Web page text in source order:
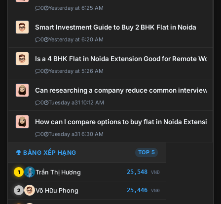
0 Yesterday at 6:25 AM
Smart Investment Guide to Buy 2 BHK Flat in Noida
0 Yesterday at 6:20 AM
Is a 4 BHK Flat in Noida Extension Good for Remote Work?
0 Yesterday at 5:26 AM
Can researching a company reduce common interview
0 Tuesday a31 10:12 AM
How can I compare options to buy flat in Noida Extension?
0 Tuesday a31 6:30 AM
BẢNG XẾP HẠNG TOP 5
1 Trần Thị Hương 25,548 VNĐ
2 Võ Hữu Phong 25,446 VNĐ